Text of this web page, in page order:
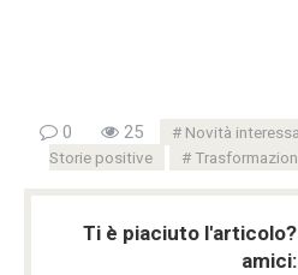
0 25 Novità
Storie positive
Ti è piaciuto
amici: